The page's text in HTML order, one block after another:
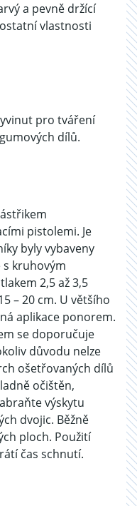
a pevně držící
vlastnosti
pro tváření
dílů.
pistolemi. Je
byly vybaveny
kruhovým
2,5 až 3,5
– 20 cm. U většího
aplikace ponorem.
se doporučuje
důvodu nelze
ošetřovaných dílů
očištěn,
výskytu
dvojic. Běžně
ploch. Použití
čas schnutí.